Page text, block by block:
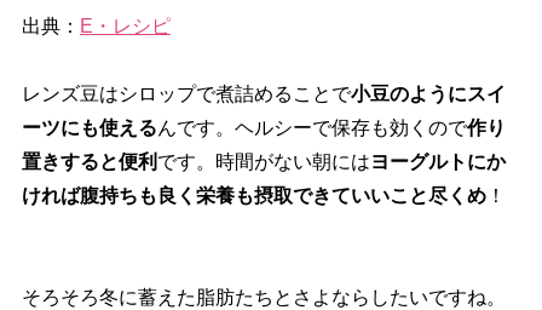
出典： E・レシピ
レンズ豆はシロップで煮詰めることで小豆のようにスイ
ーツにも使えるんです。ヘルシーで保存も効くので作り
置きすると便利 です。時間がない朝にはヨーグルトにか
ければ腹持ちも良く栄養も摂取できていいこと尽くめ！
そろそろ冬に蓄えた脂肪たちとさよならしたいですね。